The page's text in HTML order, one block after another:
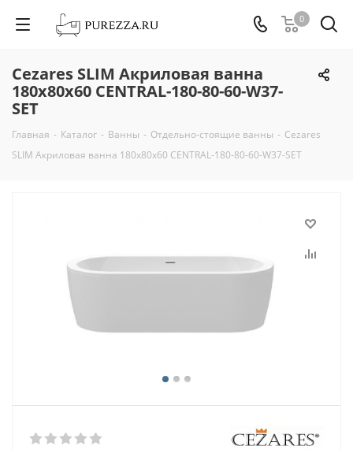
0
Cezares SLIM Акриловая ванна
180х80х60 CENTRAL-180-80-60-W37-
SET
Главная - Каталог - Ванны - Отдельно-стоящие ванны - Cezares
SLIM Акриловая ванна 180х80х60 CENTRAL-180-80-60-W37-SET